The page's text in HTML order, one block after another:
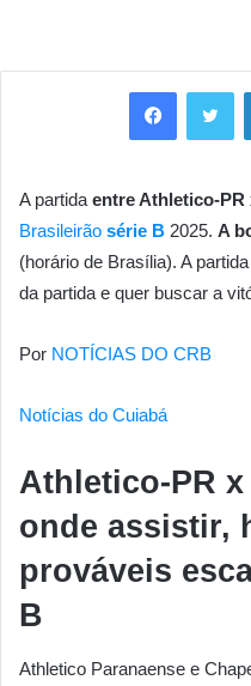
Facebook
A partida entre Athletico-PR
Brasileirão série B 2025. A
(horário de Brasília). A partida
da partida e quer buscar a
Por NOTÍCIAS DO CRB
Notícias do Cuiabá
Athletico-PR
onde assistir,
prováveis
B
Athletico Paranaense e